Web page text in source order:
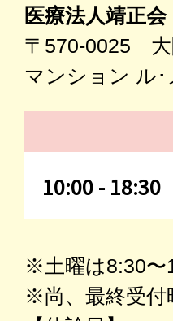
医療法人靖正
〒570-0025 大
マンション ル
10:00 - 18:30
※土曜は8:30〜
※尚、最終受付